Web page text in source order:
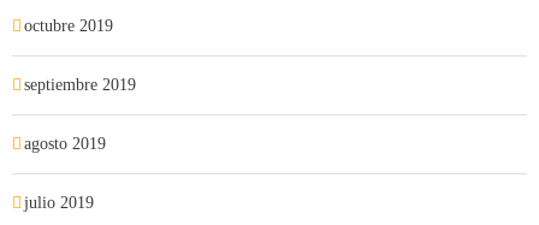
octubre 2019
septiembre 2019
agosto 2019
julio 2019